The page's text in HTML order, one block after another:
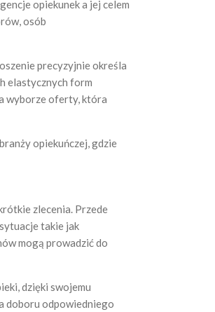
opiekunek a jej celem
osób
precyzyjnie określa
elastycznych form
wyborze oferty, która
opiekuńczej, gdzie
zlecenia. Przede
takie jak
mogą prowadzić do
dzięki swojemu
doboru odpowiedniego